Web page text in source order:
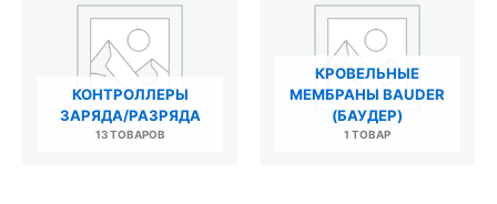
КОНТРОЛЛЕРЫ
ЗАРЯДА/РАЗРЯДА
13 ТОВАРОВ
КРОВЕЛЬНЫЕ
МЕМБРАНЫ BAUDER
(БАУДЕР)
1 ТОВАР